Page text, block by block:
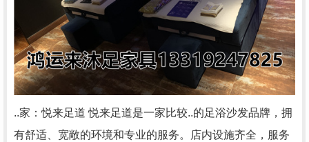
..家：悦来足道 悦来足道是一家比较..的足浴沙发品牌，拥
有舒适、宽敞的环境和专业的服务。店内设施齐全，服务